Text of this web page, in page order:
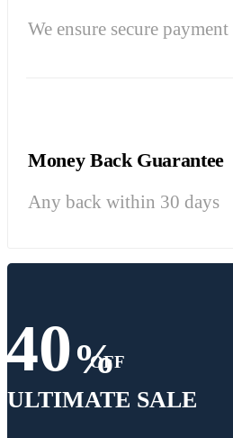
We ensure secure payment
Money Back Guarantee
Any back within 30 days
40%
OFF
ULTIMATE SALE